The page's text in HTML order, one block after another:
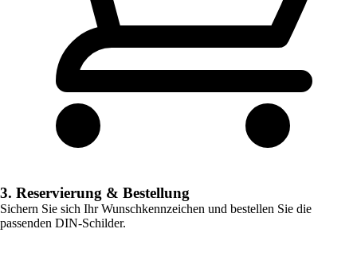
3. Reservierung & Bestellung
Sichern Sie sich Ihr Wunschkennzeichen und bestellen Sie die
passenden DIN-Schilder.